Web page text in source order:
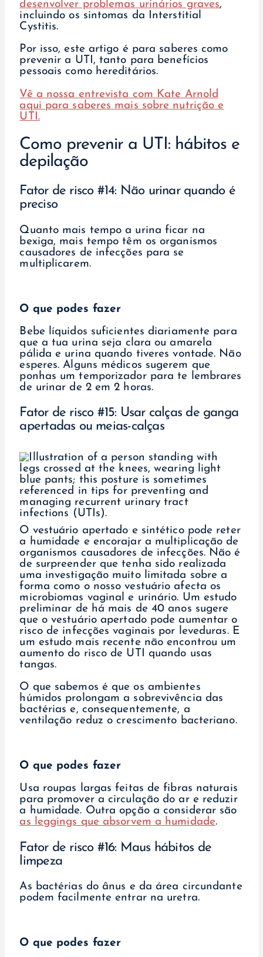
desenvolver problemas urinários graves,
incluindo os sintomas da Interstitial
Cystitis.
Por isso, este artigo é para saberes como
prevenir a UTI, tanto para benefícios
pessoais como hereditários.
Vê a nossa entrevista com Kate Arnold
aqui para saberes mais sobre nutrição e
UTI.
Como prevenir a UTI: hábitos e
depilação
Fator de risco #14: Não urinar quando é
preciso
Quanto mais tempo a urina ficar na
bexiga, mais tempo têm os organismos
causadores de infecções para se
multiplicarem.
O que podes fazer
Bebe líquidos suficientes diariamente para
que a tua urina seja clara ou amarela
pálida e urina quando tiveres vontade. Não
esperes. Alguns médicos sugerem que
ponhas um temporizador para te lembrares
de urinar de 2 em 2 horas.
Fator de risco #15: Usar calças de ganga
apertadas ou meias-calças
O vestuário apertado e sintético pode reter
a humidade e encorajar a multiplicação de
organismos causadores de infecções. Não é
de surpreender que tenha sido realizada
uma investigação muito limitada sobre a
forma como o nosso vestuário afecta os
microbiomas vaginal e urinário. Um estudo
preliminar de há mais de 40 anos sugere
que o vestuário apertado pode aumentar o
risco de infecções vaginais por leveduras. E
um estudo mais recente não encontrou um
aumento do risco de UTI quando usas
tangas.
O que sabemos é que os ambientes
húmidos prolongam a sobrevivência das
bactérias e, consequentemente, a
ventilação reduz o crescimento bacteriano.
O que podes fazer
Usa roupas largas feitas de fibras naturais
para promover a circulação do ar e reduzir
a humidade. Outra opção a considerar são
as leggings que absorvem a humidade.
Fator de risco #16: Maus hábitos de
limpeza
As bactérias do ânus e da área circundante
podem facilmente entrar na uretra.
O que podes fazer